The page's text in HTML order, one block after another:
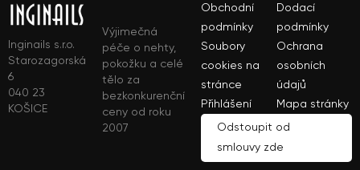
Inginails s.r.o.
Starozagorská
6
040 23
KOŠICE
Výjimečná
péče o nehty,
pokožku a celé
tělo za
bezkonkurenční
ceny od roku
2007
Obchodní
podmínky
Dodací
podmínky
Soubory
cookies na
stránce
Ochrana
osobních
údajů
Přihlášení
Mapa stránky
Odstoupit od
smlouvy zde